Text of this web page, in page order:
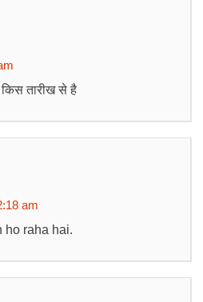
तारीख से है
am
ho raha hai.